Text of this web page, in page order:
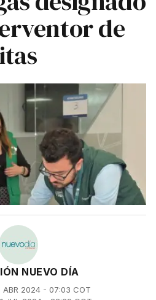
de
NUEVO DÍA
2024 - 07:03 COT